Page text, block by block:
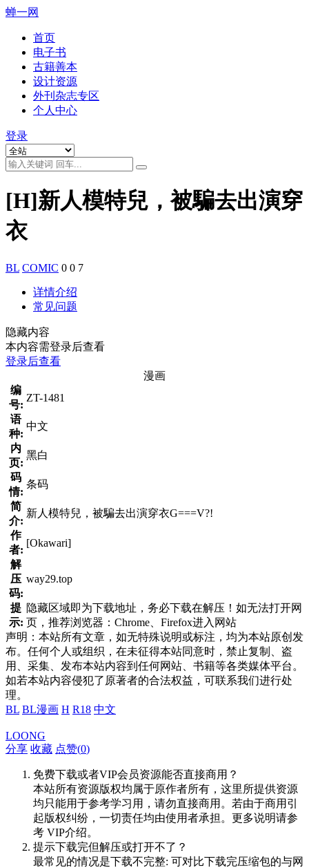
蝉一网
首页
电子书
古籍善本
设计资源
外刊杂志专区
个人中心
登录
[H]新人模特兒，被騙去出演穿
衣
BL COMIC 0 0 7
详情介绍
常见问题
隐藏内容
本内容需登录后查看
登录后查看
漫画
编
号:
ZT-1481
语
种:
中文
内
页:
黑白
码
情:
条码
简
介:
新人模特兒，被騙去出演穿衣G===V?!
作
者:
[Okawari]
解
压
码:
way29.top
提
示:
隐藏区域即为下载地址，务必下载在解压！如无法打开网
页，推荐浏览器：Chrome、Firefox进入网站
声明：本站所有文章，如无特殊说明或标注，均为本站原创发
布。任何个人或组织，在未征得本站同意时，禁止复制、盗
用、采集、发布本站内容到任何网站、书籍等各类媒体平台。
如若本站内容侵犯了原著者的合法权益，可联系我们进行处
理。
BL BL漫画 H R18 中文
LOONG
分享 收藏 点赞(0)
免费下载或者VIP会员资源能否直接商用？
本站所有资源版权均属于原作者所有，这里所提供资源
均只能用于参考学习用，请勿直接商用。若由于商用引
起版权纠纷，一切责任均由使用者承担。更多说明请参
考 VIP介绍。
提示下载完但解压或打开不了？
最常见的情况是下载不完整: 可对比下载完压缩包的与网